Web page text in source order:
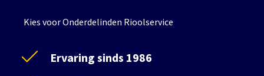
Kies voor Onderdelinden Rioolservice
Ervaring sinds 1986